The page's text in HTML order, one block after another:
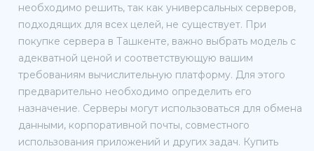
необходимо решить, так как универсальных серверов,
подходящих для всех целей, не существует. При
покупке сервера в Ташкенте, важно выбрать модель с
адекватной ценой и соответствующую вашим
требованиям вычислительную платформу. Для этого
предварительно необходимо определить его
назначение. Серверы могут использоваться для обмена
данными, корпоративной почты, совместного
использования приложений и других задач. Купить